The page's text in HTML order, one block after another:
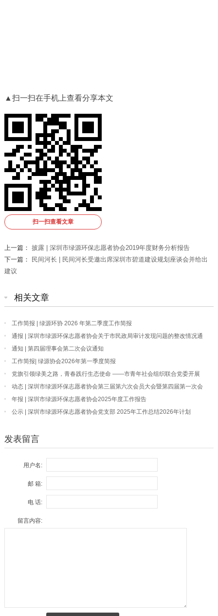
▲扫一扫在手机上查看分享本文
扫一扫查看文章
上一篇： 披露 | 深圳市绿源环保志愿者协会2019年度财务分析报告
下一篇： 民间河长 | 民间河长受邀出席深圳市碧道建设规划座谈会并给出
建议
相关文章
工作简报 | 绿源环协 2026 年第二季度工作简报
通报 | 深圳市绿源环保志愿者协会关于市民政局审计发现问题的整改情况通
报
通知 | 第四届理事会第二次会议通知
工作简报| 绿源协会2026年第一季度简报
党旗引领绿美之路，青春践行生态使命 ——市青年社会组织联合党委开展
“我为深圳种棵树”主题党日活动
动态 | 深圳市绿源环保志愿者协会第三届第六次会员大会暨第四届第一次会
员大会顺利召开
年报 | 深圳市绿源环保志愿者协会2025年度工作报告
公示 | 深圳市绿源环保志愿者协会党支部 2025年工作总结2026年计划
发表留言
用户名:
邮 箱:
电 话:
留言内容: